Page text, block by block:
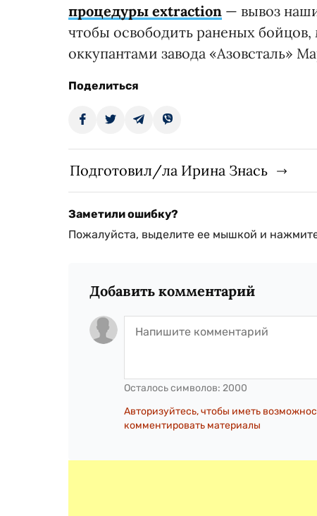
процедуры еxtraction — вывоз
чтобы освободить раненых
оккупантами завода «Азовсталь»
Поделиться
Подготовил/ла Ирина Знась
Заметили ошибку?
Пожалуйста, выделите ее мышкой и
Добавить комментарий
Осталось символов: 2000
Авторизуйтесь, чтобы иметь
комментировать материалы